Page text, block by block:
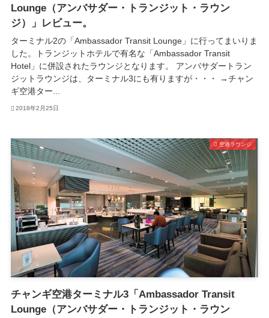
Lounge（アンバサダー・トランジット・ラウン
ジ）」レビュー。
ターミナル2の「Ambassador Transit Lounge」に行ってまいりま
した。トランジットホテルで有名な「Ambassador Transit
Hotel」に併設されたラウンジとなります。 アンバサダートラン
ジットラウンジは、ターミナル3にも有りますが・・・ →チャン
ギ空港ター...
2018年2月25日
空港ラウンジ
チャンギ空港ターミナル3「Ambassador Transit
Lounge（アンバサダー・トランジット・ラウン